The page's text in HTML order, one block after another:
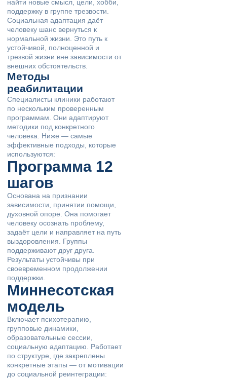
найти новые смысл, цели, хобби,
поддержку в группе трезвости.
Социальная адаптация даёт
человеку шанс вернуться к
нормальной жизни. Это путь к
устойчивой, полноценной и
трезвой жизни вне зависимости от
внешних обстоятельств.
Методы
реабилитации
Специалисты клиники работают
по нескольким проверенным
программам. Они адаптируют
методики под конкретного
человека. Ниже — самые
эффективные подходы, которые
используются:
Программа 12
шагов
Основана на признании
зависимости, принятии помощи,
духовной опоре. Она помогает
человеку осознать проблему,
задаёт цели и направляет на путь
выздоровления. Группы
поддерживают друг друга.
Результаты устойчивы при
своевременном продолжении
поддержки.
Миннесотская
модель
Включает психотерапию,
групповые динамики,
образовательные сессии,
социальную адаптацию. Работает
по структуре, где закреплены
конкретные этапы — от мотивации
до социальной реинтеграции: